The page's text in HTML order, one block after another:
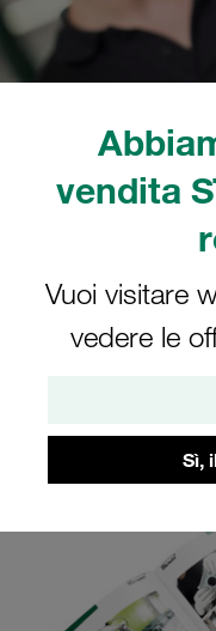
vendita
Vuoi visitare
vedere le
Sì,
STAUFF
Guardate online,
catalogo prodotti